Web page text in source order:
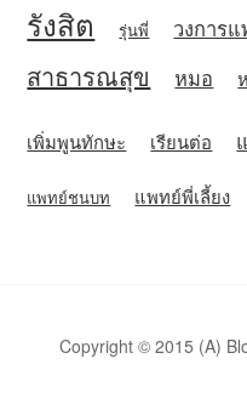
รังสิต รุ่นพี่ วงการ
สาธารณสุข หมอ
เพิ่มพูนทักษะ เรียนต่อ
แพทย์ชนบท แพทย์พี่เลี้ยง
Copyright © 2015 (A)